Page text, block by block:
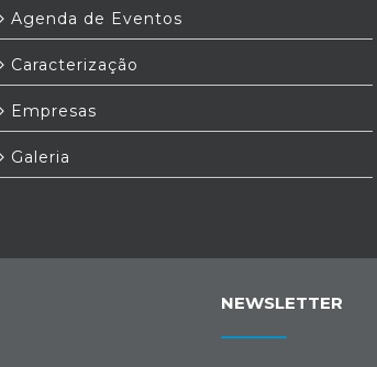
Agenda de Eventos
Caracterização
Empresas
Galeria
NEWSLETTER